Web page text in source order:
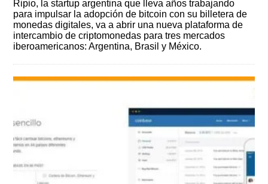
Ripio, la startup argentina que lleva años trabajando
para impulsar la adopción de bitcoin con su billetera de
monedas digitales, va a abrir una nueva plataforma de
intercambio de criptomonedas para tres mercados
iberoamericanos: Argentina, Brasil y México.